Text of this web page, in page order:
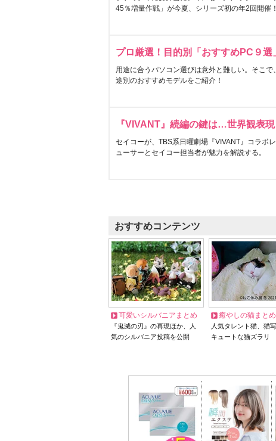
45％増量作戦」が今夏、シリーズ初の年2回開催！
プロ厳選！目的別「おすすめPC９選
用途に合うパソコン選びは意外と難しい。そこ
途別のおすすめモデルをご紹介！
『VIVANT』続編の鍵は…世界観表
セイコーが、TBS系日曜劇場『VIVANT』コラボ
ューサーとセイコー担当者が魅力を解説する。
おすすめコンテンツ
可愛いシルバニアまとめ
『鬼滅の刃』の再現ほか、人
気のシルバニア投稿を公開
癒やしの猫まとめ
人気タレント猫、猫
キュートな猫ズラリ